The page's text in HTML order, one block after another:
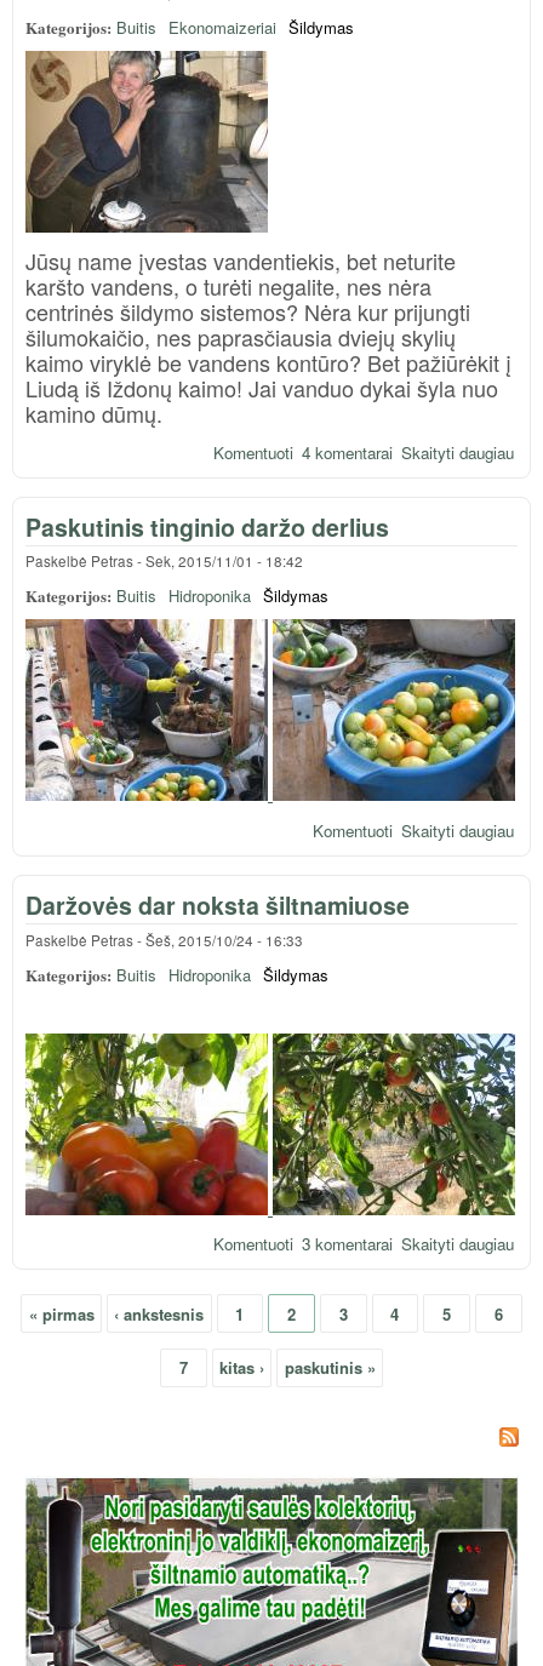
Kategorijos: Buitis Ekonomaizeriai Šildymas
Jūsų name įvestas vandentiekis, bet neturite
karšto vandens, o turėti negalite, nes nėra
centrinės šildymo sistemos? Nėra kur prijungti
šilumokaičio, nes paprasčiausia dviejų skylių
kaimo viryklė be vandens kontūro? Bet pažiūrėkit į
Liudą iš Iždonų kaimo! Jai vanduo dykai šyla nuo
kamino dūmų.
Skaityti daugiau
4 komentarai
Komentuoti
Paskutinis tinginio daržo derlius
Paskelbė Petras-Sek, 2015/11/01 - 18:42
Kategorijos: Buitis Hidroponika Šildymas
Skaityti daugiauapie
Komentuoti
Daržovės dar noksta šiltnamiuose
Paskelbė Petras-Šeš, 2015/10/24 - 16:33
Kategorijos: Buitis Hidroponika Šildymas
Skaityti daugiauapie
3 komentarai
Komentuoti
Puslapiai
« pirmas ‹ ankstesnis 1 2 3 4 5 6
7 kitas › paskutinis »